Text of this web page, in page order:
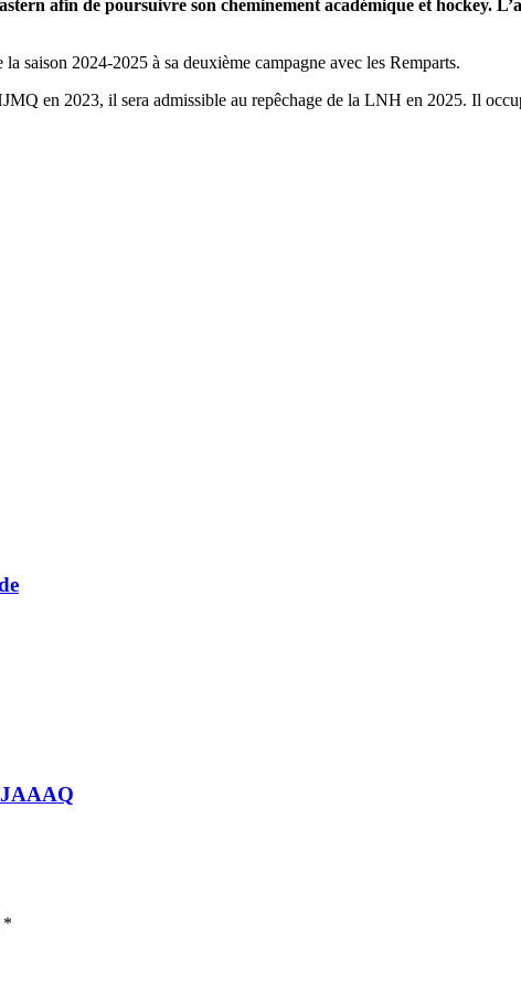
afin de poursuivre son cheminement académique et hockey.
saison 2024-2025 à sa deuxième campagne avec les Remparts.
en 2023, il sera admissible au repêchage de la LNH en 2025. Il
*